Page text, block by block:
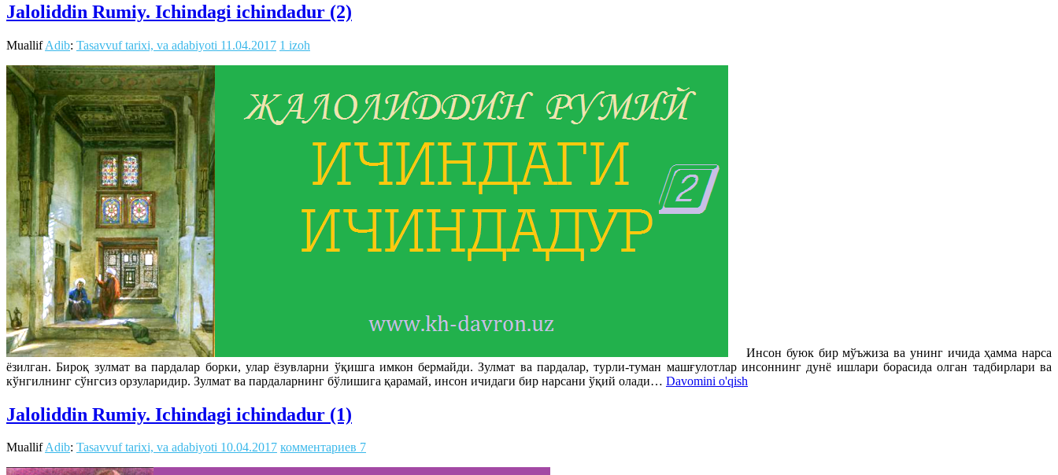
Jaloliddin Rumiy. Ichindagi ichindadur (2)
MuallifAdib: Tasavvuf tarixi, va adabiyoti 11.04.2017 1 izoh
Инсон буюк бир мўъжиза ва унинг ичида ҳамма нарса
ёзилган. Бироқ зулмат ва пардалар борки, улар ёзувларни ўқишга имкон бермайди. Зулмат ва пардалар, турли-туман машғулотлар инсоннинг дунё ишлари борасида олган тадбирлари ва
кўнгилнинг сўнгсиз орзуларидир. Зулмат ва пардаларнинг бўлишига қарамай, инсон ичидаги бир нарсани ўқий олади… Davomini o'qish
Jaloliddin Rumiy. Ichindagi ichindadur (1)
MuallifAdib: Tasavvuf tarixi, va adabiyoti 10.04.2017 комментариев 7